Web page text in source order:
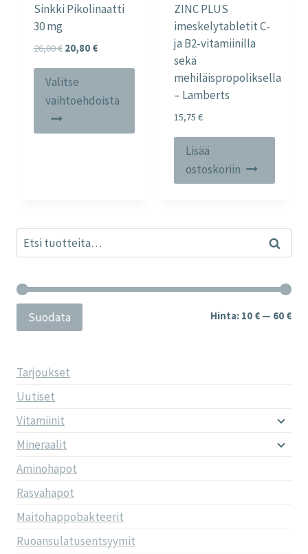
Sinkki Pikolinaatti
30 mg
26,00€ Alkuperäinen
oli:
26,00 €.
20,80 €Nykyinen
20,80 €.
Valitse
vaihtoehdoista
tuotteella
useampi
muunnelma.
tuotteen
ZINC PLUS
imeskelytabletit C-
ja B2-vitamiinilla
sekä
mehiläispropoliksella
– Lamberts
15,75 €
Lisää
ostoskoriin
Etsi: Haku
Suodata Hinta: 10 € — 60 €
Tarjoukset
Uutiset
Vitamiinit
Mineraalit
Aminohapot
Rasvahapot
Maitohappobakteerit
Ruoansulatusentsyymit